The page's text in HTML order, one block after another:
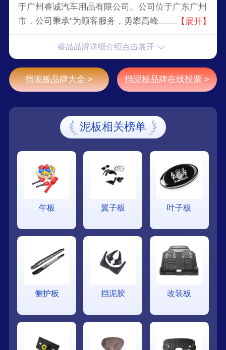
于广州睿诚汽车用品有限公司。公司位于广东广州
市，公司秉承"为顾客服务，勇攀高峰"的经营理
【展开】
睿品品牌详细介绍点击展开
挡泥板品牌大全 > 挡泥板品牌在线投票 >
泥板相关榜单
午板 翼子板 叶子板
侧护板 挡泥胶 改装板